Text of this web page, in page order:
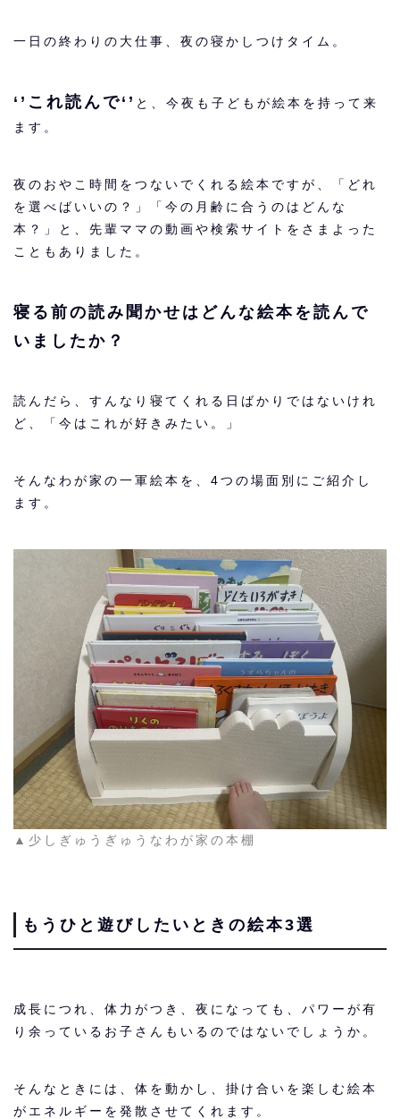
一日の終わりの大仕事、夜の寝かしつけタイム。
‘’これ読んで‘’ と、今夜も子どもが絵本を持って来
ます。
夜のおやこ時間をつないでくれる絵本ですが、「どれ
を選べばいいの？」「今の月齢に合うのはどんな
本？」と、先輩ママの動画や検索サイトをさまよった
こともありました。
寝る前の読み聞かせはどんな絵本を読んで
いましたか？
読んだら、すんなり寝てくれる日ばかりではないけれ
ど、「今はこれが好きみたい。」
そんなわが家の一軍絵本を、4つの場面別にご紹介し
ます。
▲少しぎゅうぎゅうなわが家の本棚
もうひと遊びしたいときの絵本3選
成長につれ、体力がつき、夜になっても、パワーが有
り余っているお子さんもいるのではないでしょうか。
そんなときには、体を動かし、掛け合いを楽しむ絵本
がエネルギーを発散させてくれます。